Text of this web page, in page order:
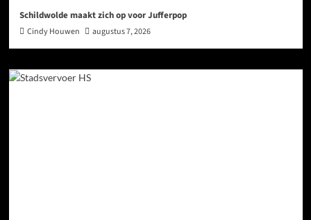
Schildwolde maakt zich op voor Jufferpop
Cindy Houwen augustus 7, 2026